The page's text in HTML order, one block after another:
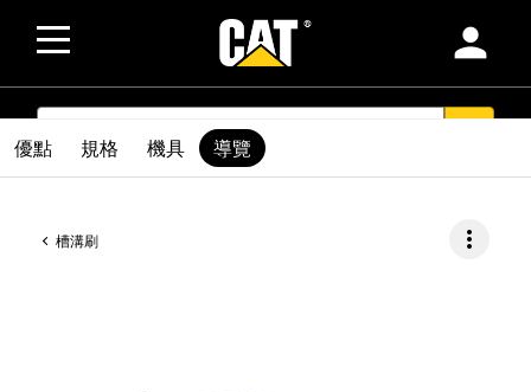
person
SEARCH
槽溝刷 more_vert
優點 規格 機具 導覽